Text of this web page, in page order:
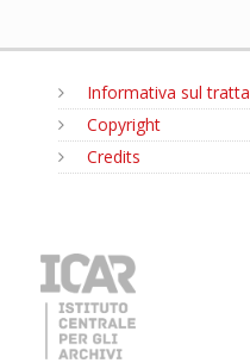
Informativa sul
Copyright
Credits